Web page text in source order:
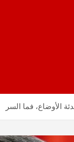
الأوضاع، فما السر